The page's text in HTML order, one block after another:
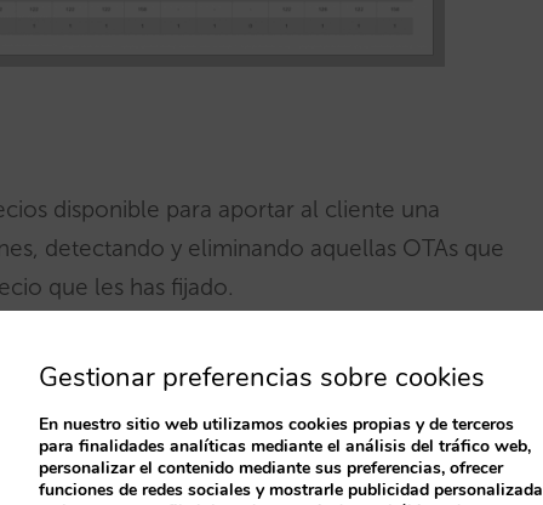
disponible para aportar al cliente una
detectando y eliminando aquellas OTAs que
que les has fijado.
directo y obtener un mayor control sobre tu
Gestionar preferencias sobre cookies
En nuestro sitio web utilizamos cookies propias y de terceros
para finalidades analíticas mediante el análisis del tráfico web,
personalizar el contenido mediante sus preferencias, ofrecer
funciones de redes sociales y mostrarle publicidad personalizada